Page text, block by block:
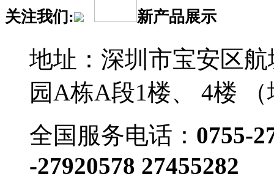
关注我们: 新产品展示
地址：深圳市宝安区
园A栋A段1楼、 4楼
全国服务电话： 0755-
-27920578 27455282